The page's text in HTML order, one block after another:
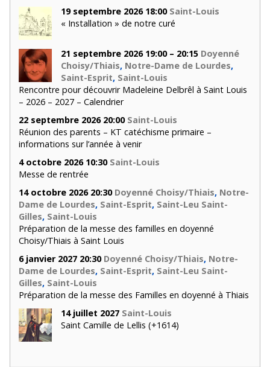
19 septembre 2026 18:00 Saint-Louis
« Installation » de notre curé
21 septembre 2026 19:00 – 20:15 Doyenné
Choisy/Thiais, Notre-Dame de Lourdes,
Saint-Esprit, Saint-Louis
Rencontre pour découvrir Madeleine Delbrêl à Saint Louis
– 2026 – 2027 – Calendrier
22 septembre 2026 20:00 Saint-Louis
Réunion des parents – KT catéchisme primaire –
informations sur l’année à venir
4 octobre 2026 10:30 Saint-Louis
Messe de rentrée
14 octobre 2026 20:30 Doyenné Choisy/Thiais, Notre-
Dame de Lourdes, Saint-Esprit, Saint-Leu Saint-
Gilles, Saint-Louis
Préparation de la messe des familles en doyenné
Choisy/Thiais à Saint Louis
6 janvier 2027 20:30 Doyenné Choisy/Thiais, Notre-
Dame de Lourdes, Saint-Esprit, Saint-Leu Saint-
Gilles, Saint-Louis
Préparation de la messe des Familles en doyenné à Thiais
14 juillet 2027 Saint-Louis
Saint Camille de Lellis (+1614)